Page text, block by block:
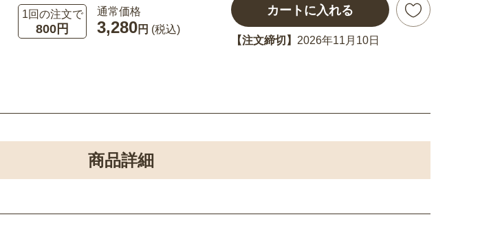
1回の注文で
800円
通常価格
3,280円 (税込)
カートに入れる
【注文締切】 2026年11月10日
商品詳細